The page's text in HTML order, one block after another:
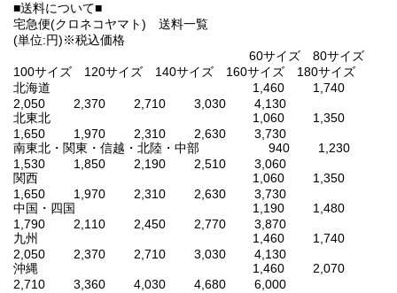
■送料について■
宅急便(クロネコヤマト) 送料一覧
(単位:円)※税込価格
60サイズ 80サイズ
100サイズ 120サイズ 140サイズ 160サイズ 180サイズ
北海道 1,460 1,740
2,050 2,370 2,710 3,030 4,130
北東北 1,060 1,350
1,650 1,970 2,310 2,630 3,730
南東北・関東・信越・北陸・中部 940 1,230
1,530 1,850 2,190 2,510 3,060
関西 1,060 1,350
1,650 1,970 2,310 2,630 3,730
中国・四国 1,190 1,480
1,790 2,110 2,450 2,770 3,870
九州 1,460 1,740
2,050 2,370 2,710 3,030 4,130
沖縄 1,460 2,070
2,710 3,360 4,030 4,680 6,000